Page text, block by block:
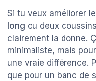
Si tu veux améliorer
long ou deux
clairement la donne.
minimaliste, mais
une vraie différence.
que pour un banc de